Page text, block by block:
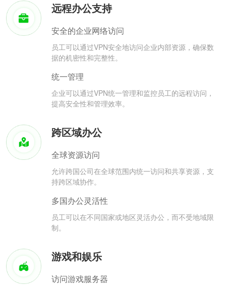
远程办公支持
安全的企业网络访问
员工可以通过VPN安全地访问企业内部资源，确保数
据的机密性和完整性。
统一管理
企业可以通过VPN统一管理和监控员工的远程访问，
提高安全性和管理效率。
跨区域办公
全球资源访问
允许跨国公司在全球范围内统一访问和共享资源，支
持跨区域协作。
多国办公灵活性
员工可以在不同国家或地区灵活办公，而不受地域限
制。
游戏和娱乐
访问游戏服务器